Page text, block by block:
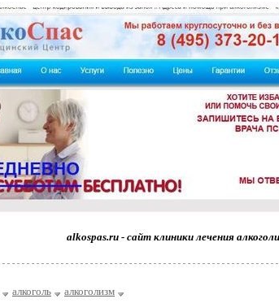
alkospas.ru - сайт клиники лечения
алкоголь алкоголизм